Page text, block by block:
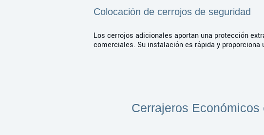
Colocación de cerrojos de seguridad
Los cerrojos adicionales aportan una protección
comerciales. Su instalación es rápida y
Cerrajeros